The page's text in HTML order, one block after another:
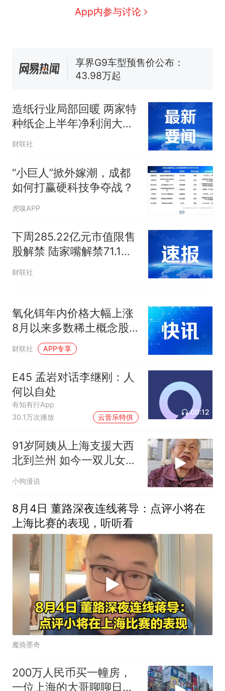
App内参与讨论
佛山一中学招聘物理教师，笔
试前13名均遭淘汰？教育局：
享界G9车型预售价公布：
43.98万起
因老师一句“跟我回家”改写了
人生
造纸行业局部回暖 两家特
种纸企上半年净利润大幅
增长｜财报解读
财联社
“小巨人”掀外嫁潮，成都
如何打赢硬科技争夺战？
虎嗅APP
下周285.22亿元市值限售
股解禁 陆家嘴解禁71.1亿
元居首
财联社
氧化铒年内价格大幅上涨
8月以来多数稀土概念股
获资金加仓
财联社 APP专享
E45 孟岩对话李继刚：人
何以自处
有知有行App
30.1万次播放
云音乐特供
00:12
91岁阿姨从上海支援大西
北到兰州 如今一双儿女成
了她的遗
小狗漫说
8月4日 董路深夜连线蒋导：点评小将在
上海比赛的表现，听听看
魔骑墨奇
200万人民币买一幢房，
一位上海的大哥聊聊日本